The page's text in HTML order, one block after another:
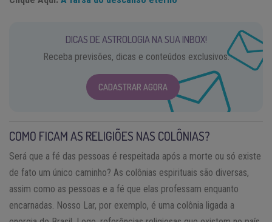
DICAS DE ASTROLOGIA NA SUA INBOX!
Receba previsões, dicas e conteúdos exclusivos.
CADASTRAR AGORA
COMO FICAM AS RELIGIÕES NAS COLÔNIAS?
Será que a fé das pessoas é respeitada após a morte ou só existe
de fato um único caminho? As colônias espirituais são diversas,
assim como as pessoas e a fé que elas professam enquanto
encarnadas. Nosso Lar, por exemplo, é uma colônia ligada a